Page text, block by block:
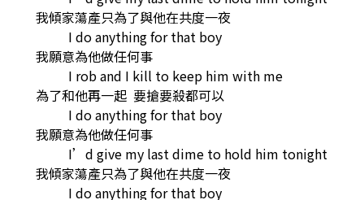
我傾家蕩產只為了與他在共度一夜
I do anything for that boy
我願意為他做任何事
I rob and I kill to keep him with me
為了和他再一起 要搶要殺都可以
I do anything for that boy
我願意為他做任何事
I’d give my last dime to hold him tonight
我傾家蕩產只為了與他在共度一夜
I do anything for that boy